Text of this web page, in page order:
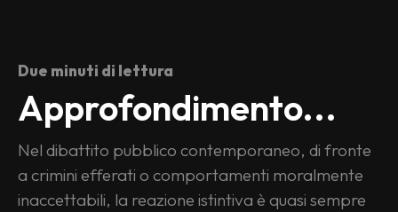
Due minuti di lettura
Approfondimento...
Nel dibattito pubblico contemporaneo, di fronte
a crimini efferati o comportamenti moralmente
inaccettabili, la reazione istintiva è quasi sempre